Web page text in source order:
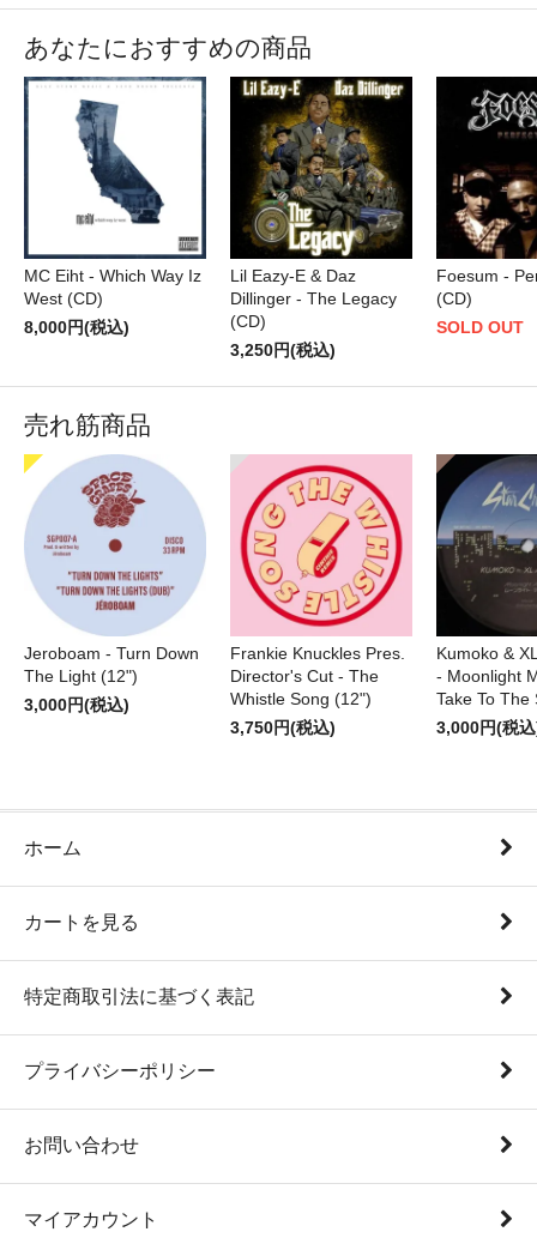
あなたにおすすめの商品
MC Eiht - Which Way Iz
West (CD)
8,000円(税込)
Lil Eazy-E & Daz
Dillinger - The Legacy
(CD)
3,250円(税込)
Foesum -
(CD)
SOLD OUT
売れ筋商品
Jeroboam - Turn Down
The Light (12")
3,000円(税込)
Frankie Knuckles Pres.
Director's Cut - The
Whistle Song (12")
3,750円(税込)
Kumoko &
- Moonlight
Take To The
3,000円(税
ホーム
カートを見る
特定商取引法に基づく表記
プライバシーポリシー
お問い合わせ
マイアカウント